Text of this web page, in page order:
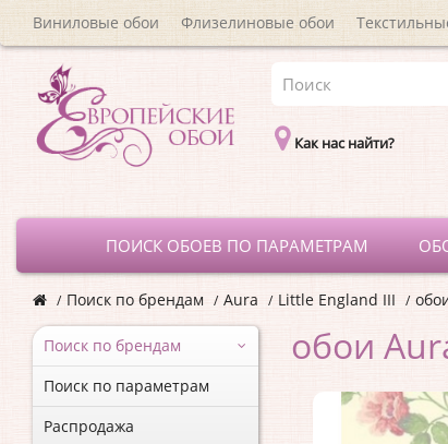
Виниловые обои Флизелиновые обои
Как нас найти?
ПОИСК ОБОЕВ ПО ПАРАМЕТРАМ
Поиск по брендам Aura Little England III
Поиск по брендам
Поиск по параметрам
Распродажа
обои